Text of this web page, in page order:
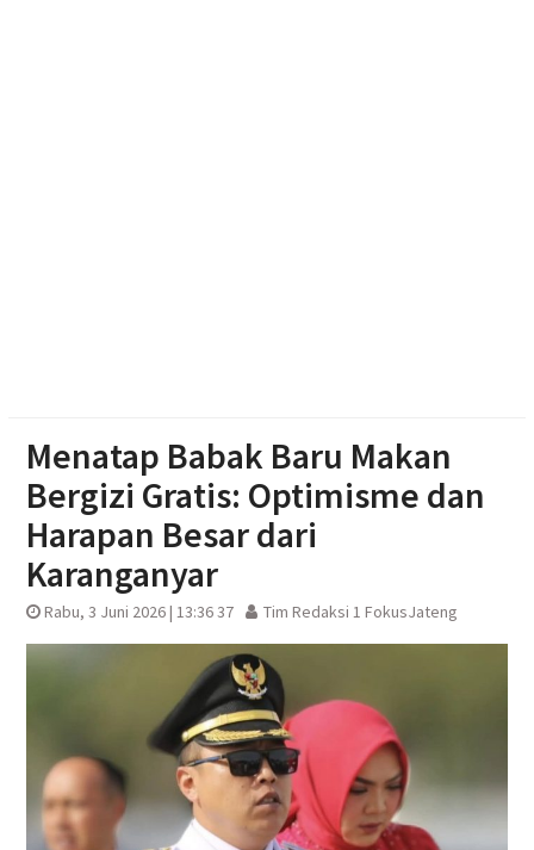
Menatap Babak Baru Makan
Bergizi Gratis: Optimisme dan
Harapan Besar dari
Karanganyar
Rabu, 3 Juni 2026 | 13:36 37 Tim Redaksi 1 FokusJateng